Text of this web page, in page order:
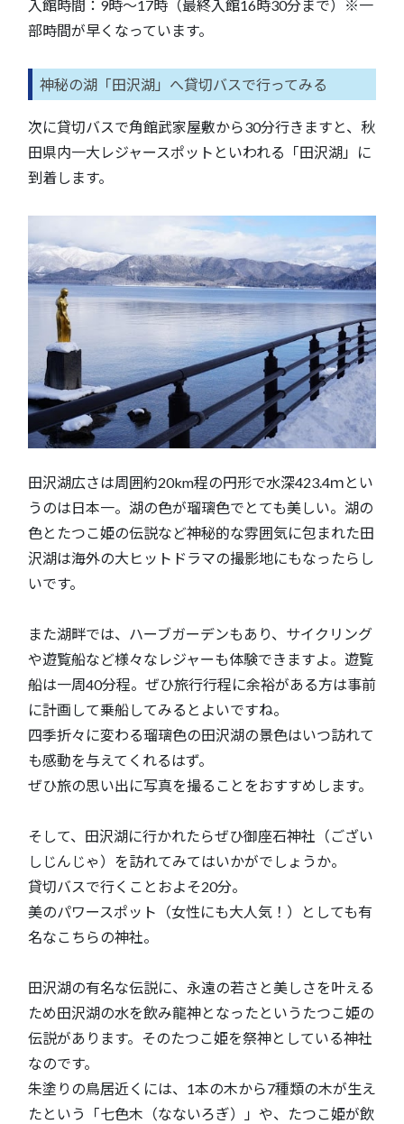
入館時間：9時～17時（最終入館16時30分まで）※一
部時間が早くなっています。
神秘の湖「田沢湖」へ貸切バスで行ってみる
次に貸切バスで角館武家屋敷から30分行きますと、秋
田県内一大レジャースポットといわれる「田沢湖」に
到着します。
田沢湖広さは周囲約20km程の円形で水深423.4ｍとい
うのは日本一。湖の色が瑠璃色でとても美しい。湖の
色とたつこ姫の伝説など神秘的な雰囲気に包まれた田
沢湖は海外の大ヒットドラマの撮影地にもなったらし
いです。
また湖畔では、ハーブガーデンもあり、サイクリング
や遊覧船など様々なレジャーも体験できますよ。遊覧
船は一周40分程。ぜひ旅行行程に余裕がある方は事前
に計画して乗船してみるとよいですね。
四季折々に変わる瑠璃色の田沢湖の景色はいつ訪れて
も感動を与えてくれるはず。
ぜひ旅の思い出に写真を撮ることをおすすめします。
そして、田沢湖に行かれたらぜひ御座石神社（ござい
しじんじゃ）を訪れてみてはいかがでしょうか。
貸切バスで行くことおよそ20分。
美のパワースポット（女性にも大人気！）としても有
名なこちらの神社。
田沢湖の有名な伝説に、永遠の若さと美しさを叶える
ため田沢湖の水を飲み龍神となったというたつこ姫の
伝説があります。そのたつこ姫を祭神としている神社
なのです。
朱塗りの鳥居近くには、1本の木から7種類の木が生え
たという「七色木（なないろぎ）」や、たつこ姫が飲